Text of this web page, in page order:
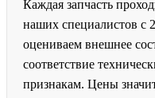
Каждая запчасть
наших специалистов
оцениваем внешнее
соответствие
признакам. Цены